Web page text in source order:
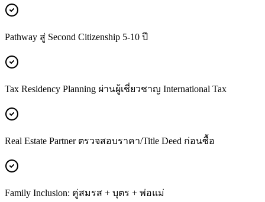
Pathway สู่ Second Citizenship 5-10 ปี
Tax Residency Planning ผ่านผู้เชี่ยวชาญ International Tax
Real Estate Partner ตรวจสอบราคา/Title Deed ก่อนซื้อ
Family Inclusion: คู่สมรส + บุตร + พ่อแม่